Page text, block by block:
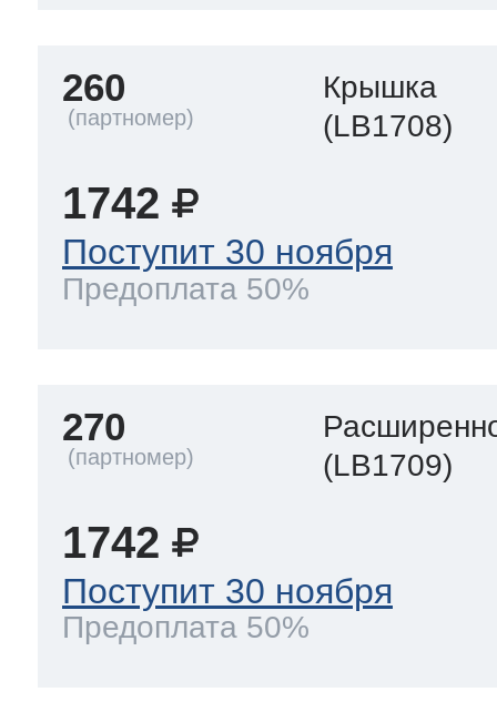
260
Крышка
(LB1708)
1742
Поступит 30 ноября
Предоплата 50%
270
(LB1709)
1742
Поступит 30 ноября
Предоплата 50%